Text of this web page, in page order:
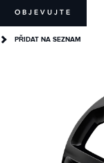
OBJEVUJTE
PŘIDAT NA SEZNAM